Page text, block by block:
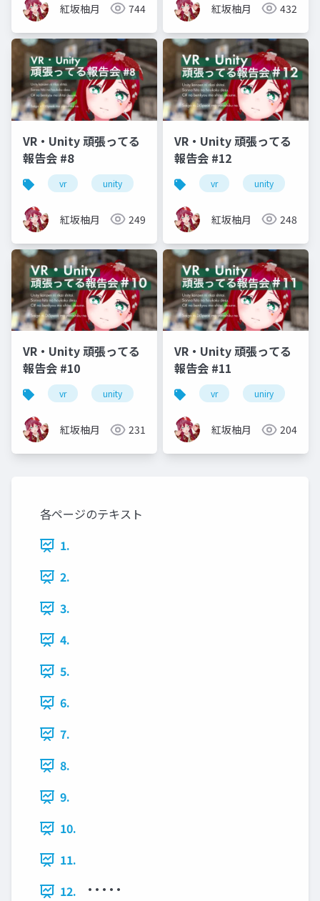
紅坂柚月 744 紅坂柚月 432
VR・Unity 頑張ってる
報告会 #8
vr unity vrchat 初心者
紅坂柚月 249
VR・Unity 頑張ってる
報告会 #12
vr unity
紅坂柚月 248
VR・Unity 頑張ってる
報告会 #10
vr unity vrchat 初心者
紅坂柚月 231
VR・Unity 頑張ってる
報告会 #11
vr uniry
紅坂柚月 204
各ページのテキスト
1.
2.
3.
4.
5.
6.
7.
8.
9.
10.
11.
12.
• • • • •